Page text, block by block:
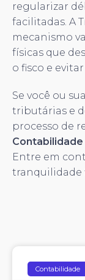
regularizar
facilitadas. A
mecanismo
físicas que
o fisco e
Se você ou
tributárias e
processo de
Contabilidade
Entre em
tranquilidade
Contabilidade